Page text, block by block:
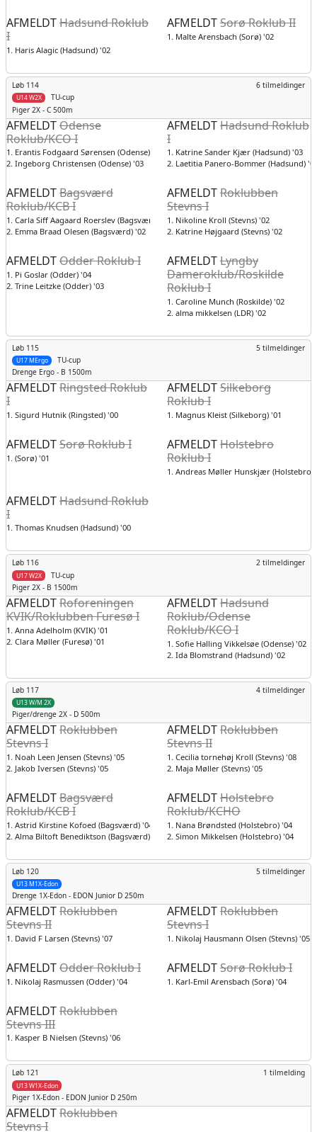
AFMELDTHadsund Roklub
I
1. Haris Alagic (Hadsund) '02
AFMELDTSorø Roklub II
1. Malte Arensbach (Sorø) '02
Løb 114
TU-cup
6 tilmeldinger
U14 W2X
Piger 2X - C 500m
AFMELDTOdense
Roklub/KCO I
1. Erantis Fodgaard Sørensen (Odense) '02
2. Ingeborg Christensen (Odense) '03
AFMELDTHadsund Roklub
I
1. Katrine Sander Kjær (Hadsund) '03
2. Laetitia Panero-Bommer (Hadsund)
AFMELDTBagsværd
Roklub/KCB I
1. Carla Siff Aagaard Roerslev (Bagsværd) '02
2. Emma Braad Olesen (Bagsværd) '02
AFMELDTRoklubben
Stevns I
1. Nikoline Kroll (Stevns) '02
2. Katrine Højgaard (Stevns) '02
AFMELDTOdder Roklub I
1. Pi Goslar (Odder) '04
2. Trine Leitzke (Odder) '03
AFMELDTLyngby
Dameroklub/Roskilde
Roklub I
1. Caroline Munch (Roskilde) '02
2. alma mikkelsen (LDR) '02
Løb 115
TU-cup
5 tilmeldinger
U17 MErgo
Drenge Ergo - B 1500m
AFMELDTRingsted Roklub
I
1. Sigurd Hutnik (Ringsted) '00
AFMELDTSilkeborg
Roklub I
1. Magnus Kleist (Silkeborg) '01
AFMELDTSorø Roklub I
1. (Sorø) '01
AFMELDTHolstebro
Roklub I
1. Andreas Møller Hunskjær (Holstebro)
AFMELDTHadsund Roklub
I
1. Thomas Knudsen (Hadsund) '00
Løb 116
TU-cup
2 tilmeldinger
U17 W2X
Piger 2X - B 1500m
AFMELDTRoforeningen
KVIK/Roklubben Furesø I
1. Anna Adelholm (KVIK) '01
2. Clara Møller (Furesø) '01
AFMELDTHadsund
Roklub/Odense
Roklub/KCO I
1. Sofie Halling Vikkelsøe (Odense) '02
2. Ida Blomstrand (Hadsund) '02
Løb 117 4 tilmeldinger
U13 W/M 2X
Piger/drenge 2X - D 500m
AFMELDTRoklubben
Stevns I
1. Noah Leen Jensen (Stevns) '05
2. Jakob Iversen (Stevns) '05
AFMELDTRoklubben
Stevns II
1. Cecilia tornehøj Kroll (Stevns) '08
2. Maja Møller (Stevns) '05
AFMELDTBagsværd
Roklub/KCB I
1. Astrid Kirstine Kofoed (Bagsværd) '04
2. Alma Biltoft Benediktson (Bagsværd) '05
AFMELDTHolstebro
Roklub/KCHO
1. Nana Brøndsted (Holstebro) '04
2. Simon Mikkelsen (Holstebro) '04
Løb 120 5 tilmeldinger
U13 M1X-Edon
Drenge 1X-Edon - EDON Junior D 250m
AFMELDTRoklubben
Stevns II
1. David F Larsen (Stevns) '07
AFMELDTRoklubben
Stevns I
1. Nikolaj Hausmann Olsen (Stevns) '05
AFMELDTOdder Roklub I
1. Nikolaj Rasmussen (Odder) '04
AFMELDTSorø Roklub I
1. Karl-Emil Arensbach (Sorø) '04
AFMELDTRoklubben
Stevns III
1. Kasper B Nielsen (Stevns) '06
Løb 121 1 tilmelding
U13 W1X-Edon
Piger 1X-Edon - EDON Junior D 250m
AFMELDTRoklubben
Stevns I